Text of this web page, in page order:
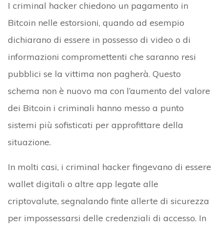
I criminal hacker chiedono un pagamento in
Bitcoin nelle estorsioni, quando ad esempio
dichiarano di essere in possesso di video o di
informazioni compromettenti che saranno resi
pubblici se la vittima non pagherà. Questo
schema non è nuovo ma con l’aumento del valore
dei Bitcoin i criminali hanno messo a punto
sistemi più sofisticati per approfittare della
situazione.
In molti casi, i criminal hacker fingevano di essere
wallet digitali o altre app legate alle
criptovalute, segnalando finte allerte di sicurezza
per impossessarsi delle credenziali di accesso. In